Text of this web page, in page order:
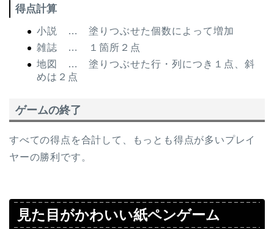
得点計算
小説 … 塗りつぶせた個数によって増加
雑誌 … １箇所２点
地図 … 塗りつぶせた行・列につき１点、斜
めは２点
ゲームの終了
すべての得点を合計して、もっとも得点が多いプレイ
ヤーの勝利です。
見た目がかわいい紙ペンゲーム